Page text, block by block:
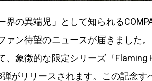
界の異端児」として知られる
ァン待望のニュースが届きました
、象徴的な限定シリーズ『Flaming
がリリースされます。この記念